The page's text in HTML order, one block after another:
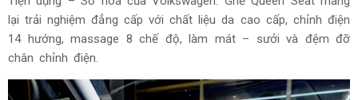
tương lai của Volkswagen với sự Sang trọng - Tiện dụng -
Số hóa. Chú trọng các đường nét thiết kế rõ ràng, màu sắc
thanh lịch, vật liệu cao cấp, mềm mại, cùng những tiện nghi
người dùng hữu ích.